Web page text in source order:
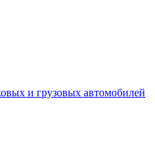
и грузовых автомобилей